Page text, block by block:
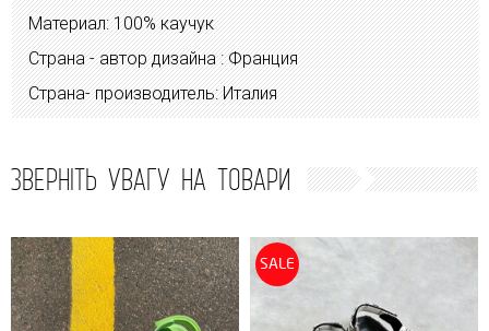
Материал: 100% каучук
Страна - автор дизайна : Франция
Страна- производитель: Италия
ЗВЕРНІТЬ УВАГУ НА ТОВАРИ
SALE